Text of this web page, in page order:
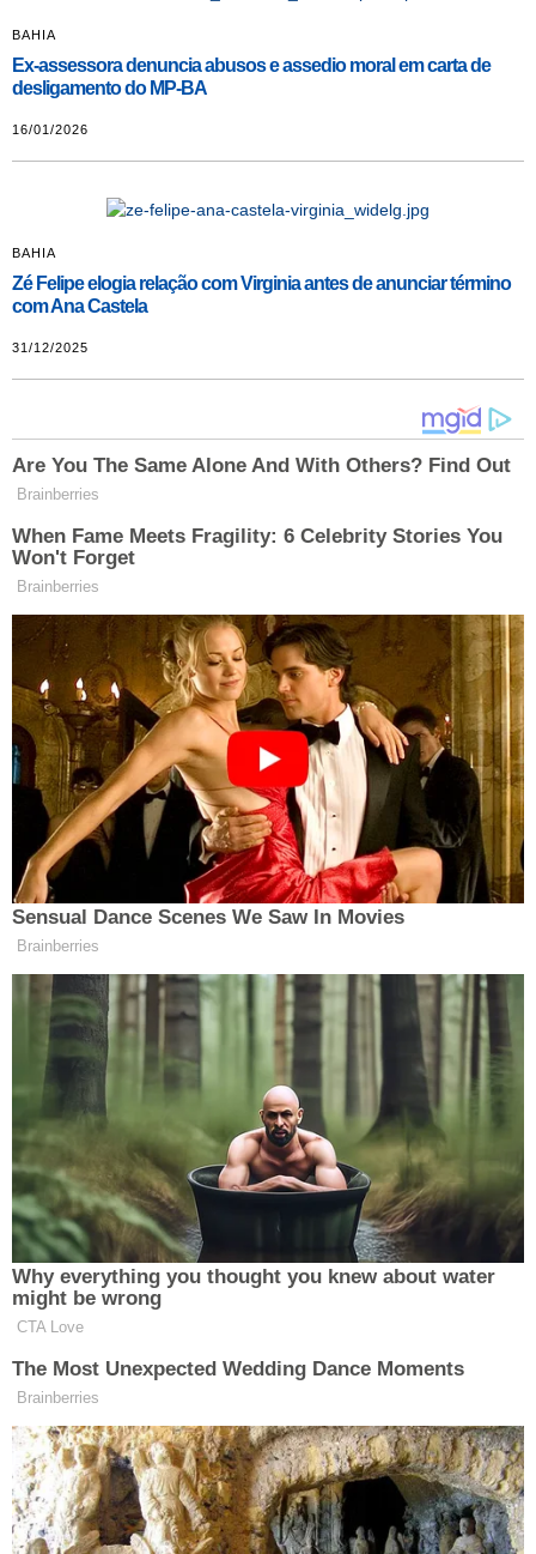
BAHIA
Ex-assessora denuncia abusos e assedio moral em carta de
desligamento do MP-BA
16/01/2026
BAHIA
Zé Felipe elogia relação com Virginia antes de anunciar término
com Ana Castela
31/12/2025